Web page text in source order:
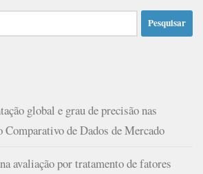
global e grau de precisão nas
Comparativo de Dados de Mercado
avaliação por tratamento de fatores